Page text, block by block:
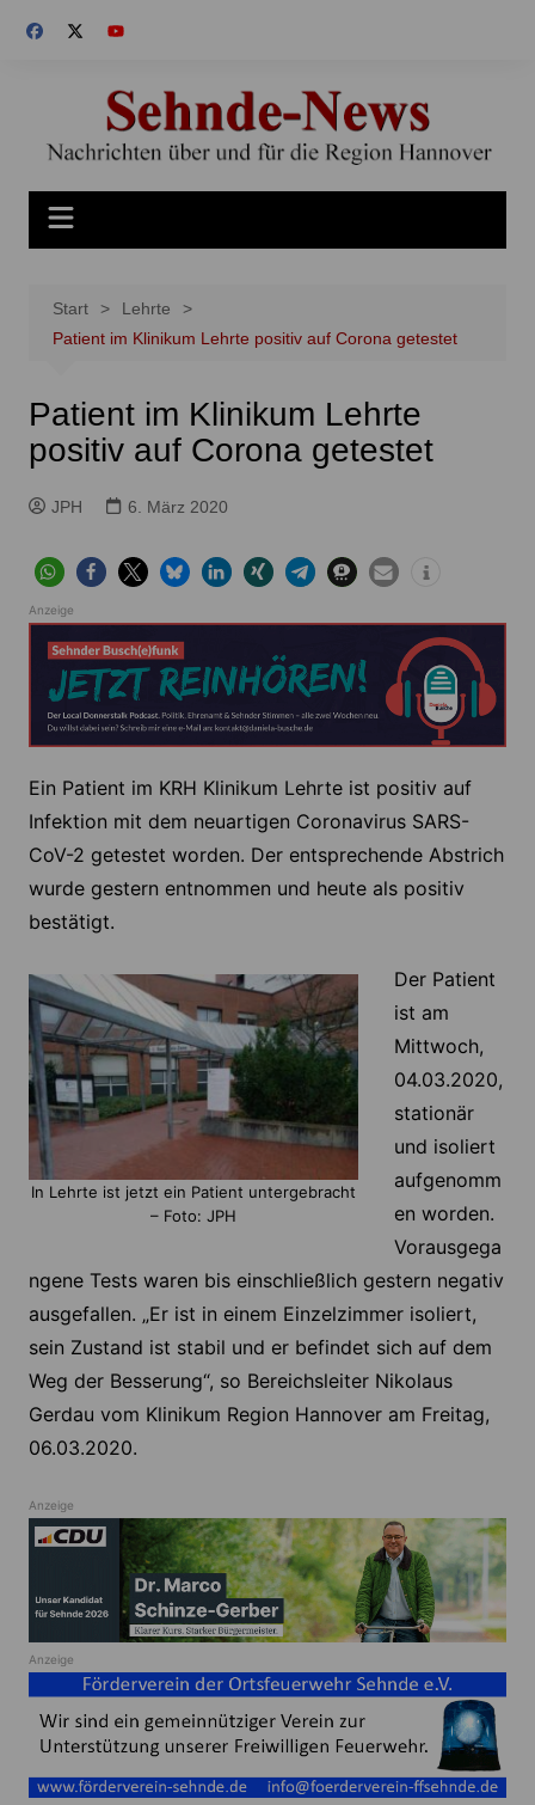
Inhalt
Start
Lehrte
Patient im Klinikum Lehrte positiv auf Corona getestet
Patient im Klinikum Lehrte
positiv auf Corona getestet
JPH 6. März 2020
Anzeige
Ein Patient im KRH Klinikum Lehrte ist positiv auf
Infektion mit dem neuartigen Coronavirus SARS-
CoV-2 getestet worden. Der entsprechende Abstrich
wurde gestern entnommen und heute als positiv
bestätigt.
In Lehrte ist jetzt ein Patient untergebracht
– Foto: JPH
Der Patient
ist am
Mittwoch,
04.03.2020,
stationär
und isoliert
aufgenomm
en worden.
Vorausgega
ngene Tests waren bis einschließlich gestern negativ
ausgefallen. „Er ist in einem Einzelzimmer isoliert,
sein Zustand ist stabil und er befindet sich auf dem
Weg der Besserung“, so Bereichsleiter Nikolaus
Gerdau vom Klinikum Region Hannover am Freitag,
06.03.2020.
Anzeige
Anzeige